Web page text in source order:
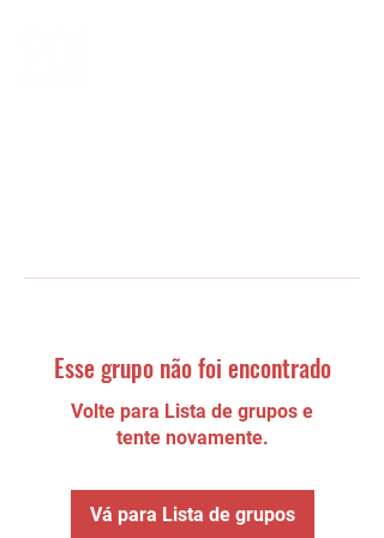
Esse grupo não foi encontrado
Volte para Lista de grupos e
tente novamente.
Vá para Lista de grupos